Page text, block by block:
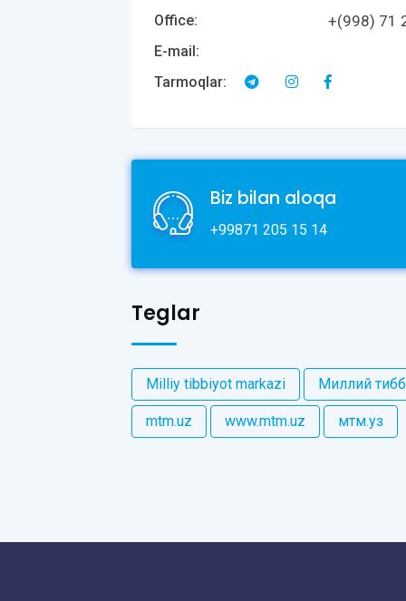
Office:
+(998) 71
E-mail:
Tarmoqlar:
Biz bilan aloqa
+99871 205 15 14
Teglar
Milliy tibbiyot markazi Миллий
mtm.uz www.mtm.uz мтм.уз